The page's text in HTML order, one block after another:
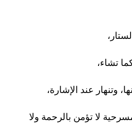
تشاء،
وتنهار عند الإشارة،
لا تؤمن بالرحمة ولا